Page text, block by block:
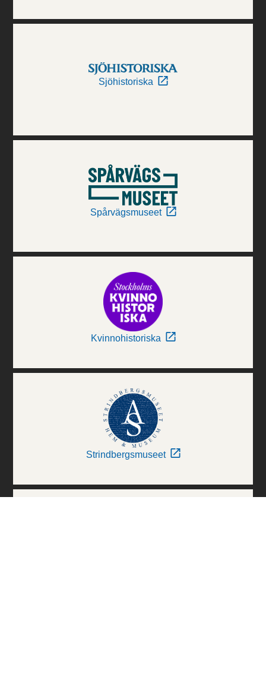
Sjöhistoriska
Spårvägsmuseet
Kvinnohistoriska
Strindbergsmuseet